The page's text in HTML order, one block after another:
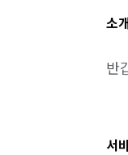
소
반
서